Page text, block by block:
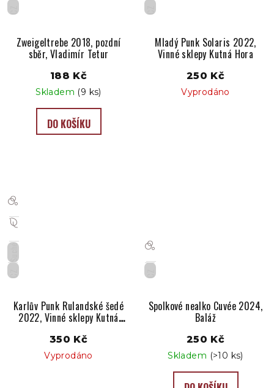
CZ
Zweigeltrebe 2018, pozdní
sběr, Vladimír Tetur
188 Kč
Skladem (9 ks)
DO KOŠÍKU
CZ
Mladý Punk Solaris 2022,
Vinné sklepy Kutná Hora
250 Kč
Vyprodáno
CZ
Suché
Karlův Punk Rulandské šedé
2022, Vinné sklepy Kutná
350 Kč
Vyprodáno
CZ
Spolkové nealko Cuvée 2024,
Baláž
250 Kč
Skladem (>10 ks)